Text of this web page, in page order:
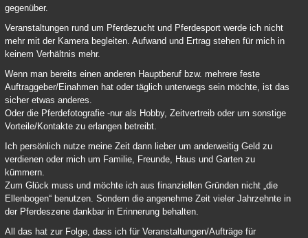
gegenüber.
Veranstaltungen rund um Pferdezucht und Pferdesport werde ich nicht
mehr mit der Kamera begleiten. Aufwand und Ertrag stehen für mich in
keinem Verhältnis mehr.
Wenn man bereits einen anderen Hauptberuf bzw. mehrere feste
Auftraggeber/Einahmen hat oder täglich unterwegs sein möchte, ist das
sicher etwas anderes.
Oder die Pferdefotografie -nur als Hobby, Zeitvertreib oder um sonstige
Vorteile/Kontakte zu erlangen betreibt.
Ich persönlich nutze meine Zeit dann lieber um anderweitig Geld zu
verdienen oder mich um Familie, Freunde, Haus und Garten zu
kümmern.
Zum Glück muss und möchte ich aus finanziellen Gründen nicht „die
Ellenbogen“ benutzen. Sondern die angenehme Zeit vieler Jahrzehnte in
der Pferdeszene dankbar in Erinnerung behalten.
All das hat zur Folge, dass ich für Veranstaltungen/Aufträge für